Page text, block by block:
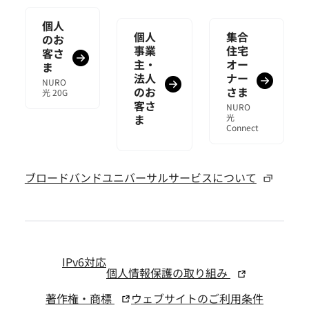
個人
のお
客さ
ま
NURO
光 20G
個人
事業
主・
法人
のお
客さ
ま
集合
住宅
オー
ナー
さま
NURO
光
Connect
ブロードバンドユニバーサルサービスについて
IPv6対応
個人情報保護の取り組み
著作権・商標
ウェブサイトのご利用条件